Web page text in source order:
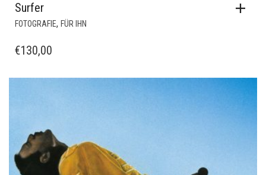
Surfer
FOTOGRAFIE, FÜR IHN
€130,00